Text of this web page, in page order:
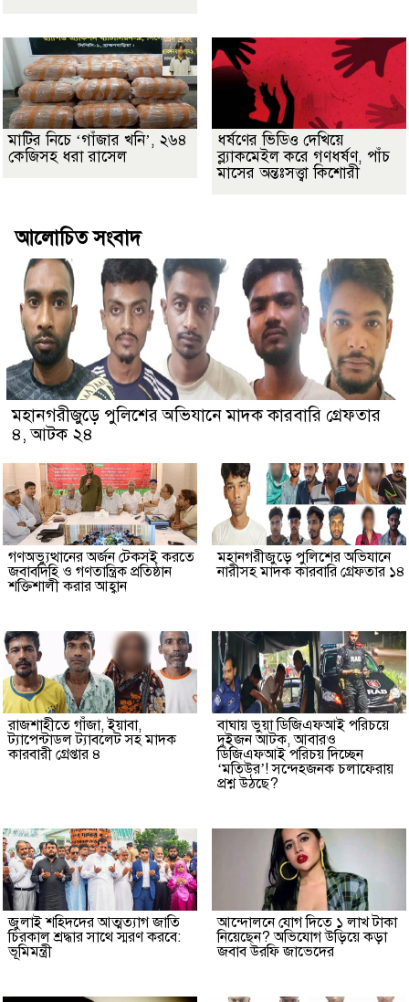
মাটির নিচে ‘গাঁজার খনি’, ২৬৪
কেজিসহ ধরা রাসেল
ধর্ষণের ভিডিও দেখিয়ে
ব্ল্যাকমেইল করে গণধর্ষণ, পাঁচ
মাসের অন্তঃসত্ত্বা কিশোরী
আলোচিত সংবাদ
মহানগরীজুড়ে পুলিশের অভিযানে মাদক কারবারি গ্রেফতার
৪, আটক ২৪
গণঅভ্যুত্থানের অর্জন টেকসই করতে
জবাবদিহি ও গণতান্ত্রিক প্রতিষ্ঠান
শক্তিশালী করার আহ্বান
মহানগরীজুড়ে পুলিশের অভিযানে
নারীসহ মাদক কারবারি গ্রেফতার ১৪
রাজশাহীতে গাঁজা, ইয়াবা,
ট্যাপেন্টাডল ট্যাবলেট সহ মাদক
কারবারী গ্রেপ্তার ৪
বাঘায় ভুয়া ডিজিএফআই পরিচয়ে
দুইজন আটক, আবারও
ডিজিএফআই পরিচয় দিচ্ছেন
‘মতিউর’! সন্দেহজনক চলাফেরায়
প্রশ্ন উঠছে?
জুলাই শহিদদের আত্মত্যাগ জাতি
চিরকাল শ্রদ্ধার সাথে স্মরণ করবে:
ভূমিমন্ত্রী
আন্দোলনে যোগ দিতে ১ লাখ টাকা
নিয়েছেন? অভিযোগ উড়িয়ে কড়া
জবাব উরফি জাভেদের